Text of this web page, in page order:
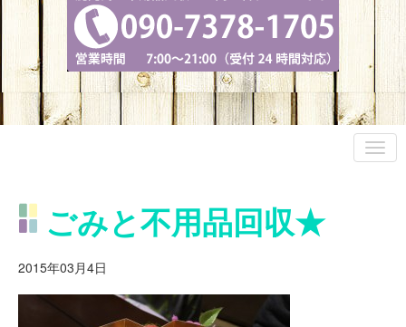
ごみと不用品回収★
2015年03月4日